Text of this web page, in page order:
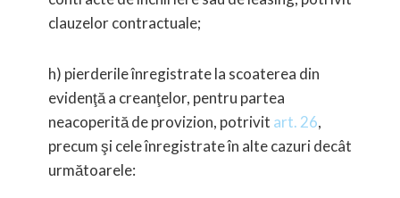
clauzelor contractuale;
h) pierderile înregistrate la scoaterea din
evidenţă a creanţelor, pentru partea
neacoperită de provizion, potrivit art. 26,
precum şi cele înregistrate în alte cazuri decât
următoarele: